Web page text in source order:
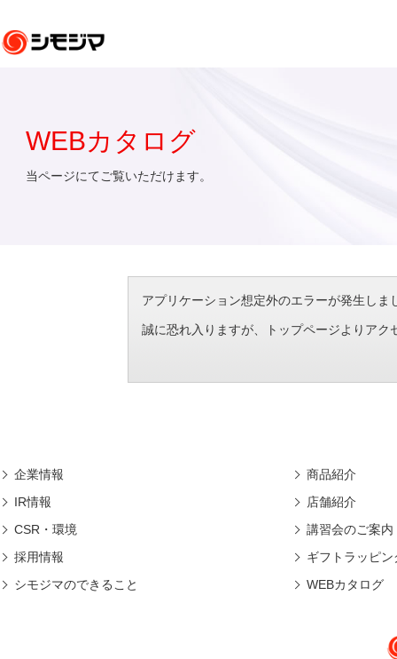
WEBカタログ
当ページにてご覧いただけます。
アプリケーション想定外のエラーが発生し
誠に恐れ入りますが、トップページよりアク
企業情報
IR情報
CSR・環境
採用情報
シモジマのできること
商品紹介
店舗紹介
講習会のご案内
ギフトラッピン
WEBカタログ